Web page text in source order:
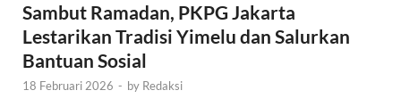
Sambut Ramadan, PKPG Jakarta
Lestarikan Tradisi Yimelu dan Salurkan
Bantuan Sosial
18 Februari 2026 - by Redaksi